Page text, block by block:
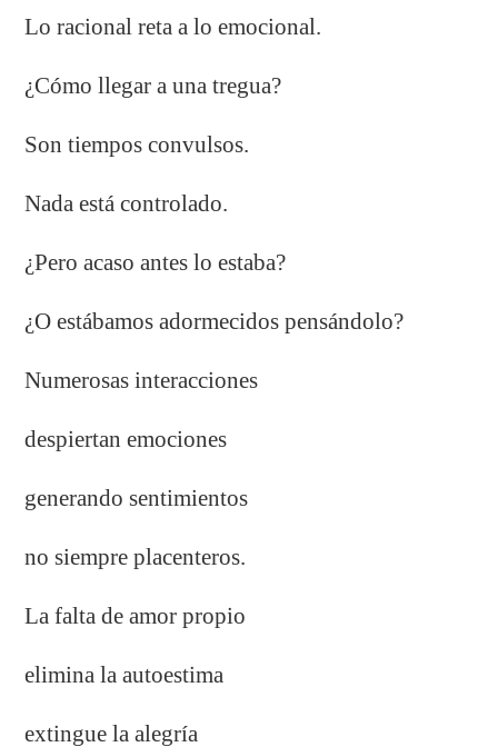
Lo racional reta a lo emocional.
¿Cómo llegar a una tregua?
Son tiempos convulsos.
Nada está controlado.
¿Pero acaso antes lo estaba?
¿O estábamos adormecidos pensándolo?
Numerosas interacciones
despiertan emociones
generando sentimientos
no siempre placenteros.
La falta de amor propio
elimina la autoestima
extingue la alegría